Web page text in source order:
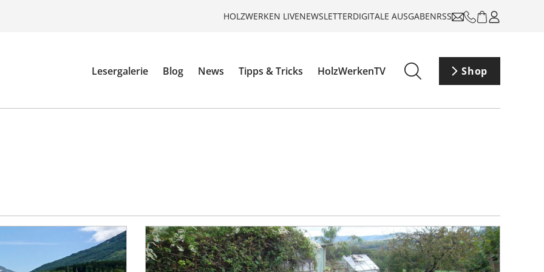
HOLZWERKEN LIVENEWSLETTERDIGITALE AUSGABENRSS
Lesergalerie Blog News Tipps & Tricks HolzWerkenTV Shop